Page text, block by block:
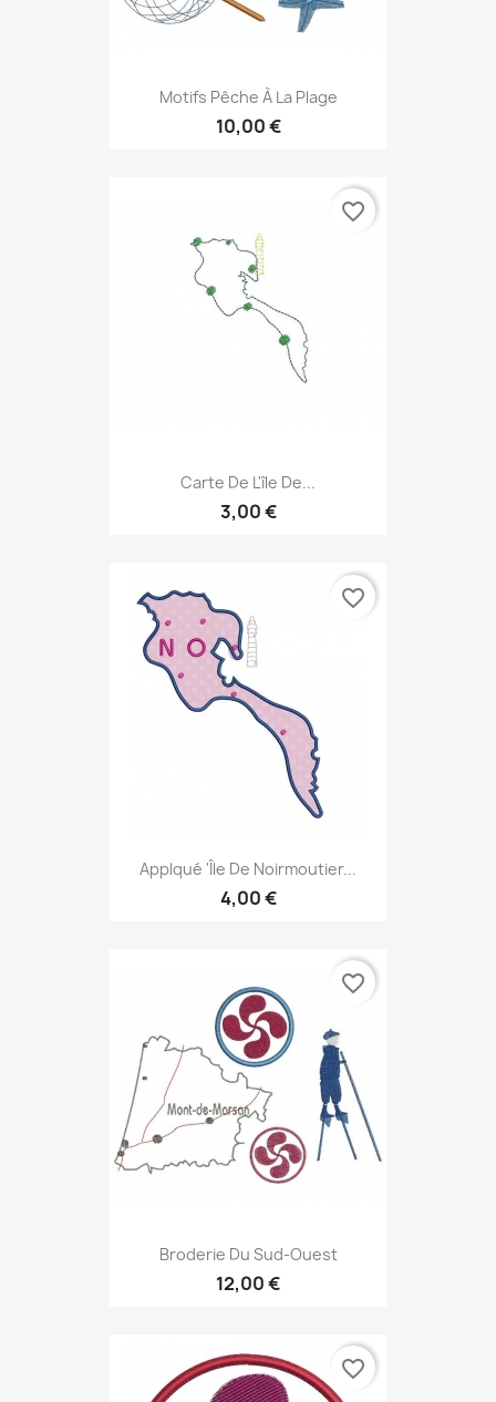
Motifs Pêche À La Plage
10,00 €
Carte De L'île De...
3,00 €
favorite_border
Applqué 'île De Noirmoutier...
4,00 €
favorite_border
Broderie Du Sud-Ouest
12,00 €
favorite_border
favorite_border